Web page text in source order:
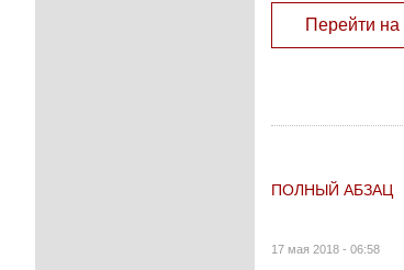
Перейти на
ПОЛНЫЙ АБЗАЦ
17 мая 2018 - 06:58